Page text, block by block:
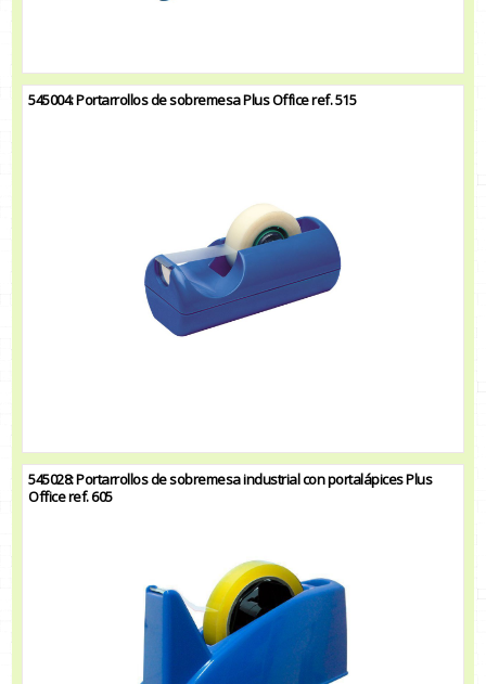
545004: Portarrollos de sobremesa Plus Office ref. 515
545028: Portarrollos de sobremesa industrial con portalápices Plus
Office ref. 605